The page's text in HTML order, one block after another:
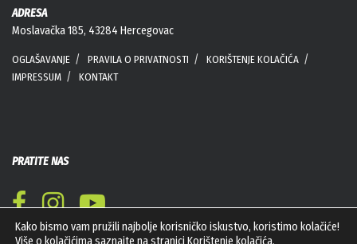
ADRESA
Moslavačka 185, 43284 Hercegovac
OGLAŠAVANJE PRAVILA O PRIVATNOSTI
KORIŠTENJE KOLAČIĆA
IMPRESSUM
KONTAKT
PRATITE NAS
Kako bismo vam pružili najbolje korisničko iskustvo, koristimo kolačiće!
Više o kolačićima saznajte na stranici Korištenje kolačića.